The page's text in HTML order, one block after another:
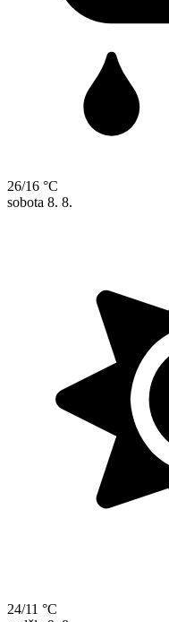
26/16 °C
sobota 8. 8.
24/11 °C